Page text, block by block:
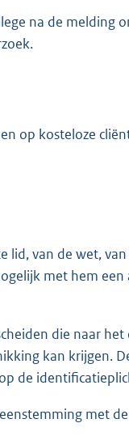
na de melding
op kosteloze
lid, van de wet,
met hem
die naar
kan krijgen.
de
met